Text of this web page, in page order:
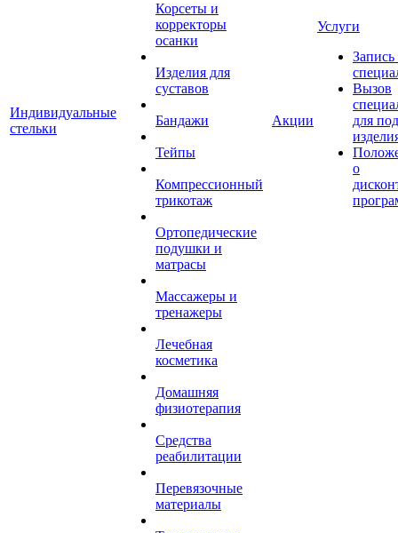
Индивидуальные
стельки
Корсеты и
корректоры
осанки
Изделия для
суставов
Бандажи
Тейпы
Компрессионный
трикотаж
Ортопедические
подушки и
матрасы
Массажеры и
тренажеры
Лечебная
косметика
Домашняя
физиотерапия
Средства
реабилитации
Перевязочные
материалы
Акции
Услуги
Запись
Вызов
для
о